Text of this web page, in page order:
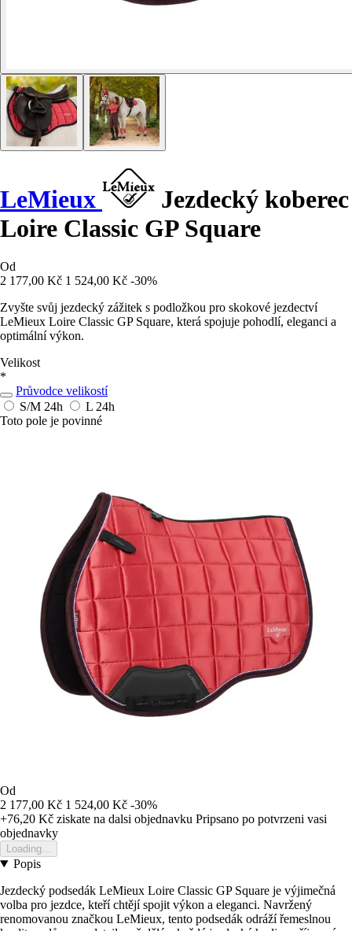
LeMieux
Jezdecký koberec
Loire Classic GP Square
Od
2 177,00 Kč 1 524,00 Kč -30%
Zvyšte svůj jezdecký zážitek s podložkou pro skokové jezdectví
LeMieux Loire Classic GP Square, která spojuje pohodlí, eleganci a
optimální výkon.
Velikost
*
Průvodce velikostí
S/M 24h L 24h
Toto pole je povinné
Od
2 177,00 Kč 1 524,00 Kč -30%
+76,20 Kč ziskate na dalsi objednavku Pripsano po potvrzeni vasi
objednavky
Loading...
Popis
Jezdecký podsedák LeMieux Loire Classic GP Square je výjimečná
volba pro jezdce, kteří chtějí spojit výkon a eleganci. Navržený
renomovanou značkou LeMieux, tento podsedák odráží řemeslnou